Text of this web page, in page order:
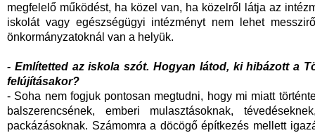
megfelelő működést, ha közel van, ha közelről látja az
iskolát vagy egészségügyi intézményt nem lehet
önkormányzatoknál van a helyük.
- Említetted az iskola szót. Hogyan látod, ki hibázott a
felújításakor?
- Soha nem fogjuk pontosan megtudni, hogy mi miatt
balszerencsének, emberi mulasztásoknak,
packázásoknak. Számomra a döcögő építkezés mellett